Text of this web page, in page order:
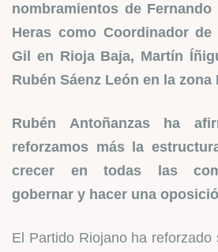
nombramientos de Fernando
Heras como Coordinador
Gil en Rioja Baja, Martín
Rubén Sáenz León en la
Rubén Antoñanzas ha
reforzamos más la
crecer en todas las
gobernar y hacer una
El Partido Riojano ha reforzado